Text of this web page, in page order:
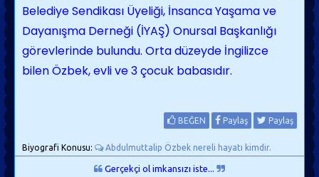
Belediye Sendikası Üyeliği, İnsanca Yaşama ve
Dayanışma Derneği (İYAŞ) Onursal Başkanlığı
görevlerinde bulundu. Orta düzeyde İngilizce
bilen Özbek, evli ve 3 çocuk babasıdır.
BEĞEN Paylaş Paylaş
Biyografi Konusu: Abdulmuttalip Özbek nereli hayatı kimdir.
Gerçekçi ol imkansızı iste...